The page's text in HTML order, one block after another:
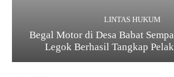
LINTAS HUKUM
Begal Motor di Desa Babat
Legok Berhasil Tangkap